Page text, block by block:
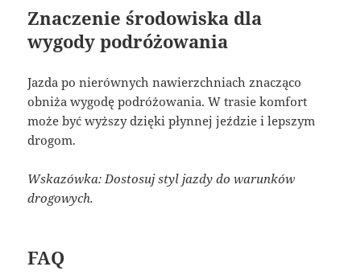
Znaczenie środowiska dla
wygody podróżowania
Jazda po nierównych nawierzchniach znacząco
obniża wygodę podróżowania. W trasie komfort
może być wyższy dzięki płynnej jeździe i lepszym
drogom.
Wskazówka: Dostosuj styl jazdy do warunków
drogowych.
FAQ